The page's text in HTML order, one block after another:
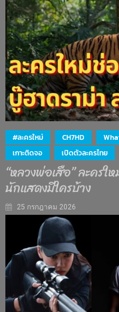
#ละครใหม่ CH7HD
เกาะติดจอ
เปิดตัวละครไทย
“หลวงพ่อเสือ” ละครใ
นักแสดงมีใครบ้าง
25 กรกฎาคม 2026